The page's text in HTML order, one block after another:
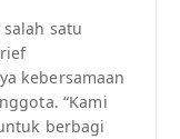
satu
kebersamaan
“Kami
berbagi